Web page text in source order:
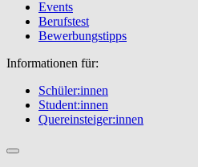
Events
Berufstest
Bewerbungstipps
Informationen für:
Schüler:innen
Student:innen
Quereinsteiger:innen